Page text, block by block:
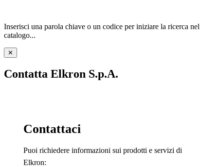
Inserisci una parola chiave o un codice per iniziare la ricerca nel
catalogo...
✕
Contatta Elkron S.p.A.
Contattaci
Puoi richiedere informazioni sui prodotti e servizi di
Elkron: